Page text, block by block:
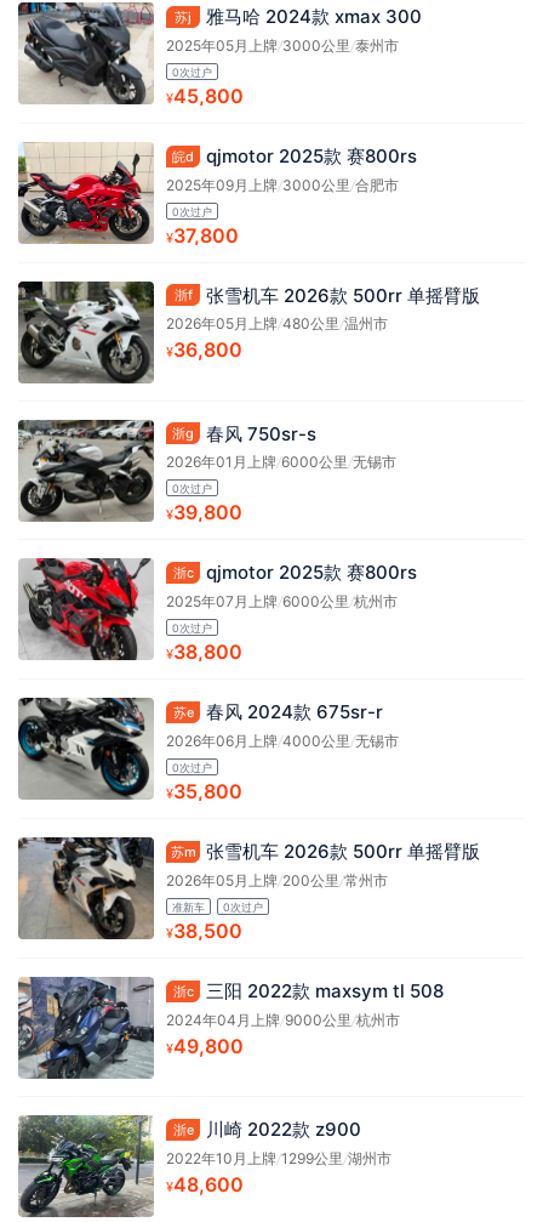
苏j 雅马哈 2024款 xmax 300
2025年05月上牌/3000公里 /泰州市
0次过户
¥45,800
皖d qjmotor 2025款 赛800rs
2025年09月上牌/3000公里 /合肥市
0次过户
¥37,800
浙f 张雪机车 2026款 500rr 单摇臂版
2026年05月上牌/480公里/温州市
¥36,800
浙g 春风 750sr-s
2026年01月上牌/6000公里/无锡市
0次过户
¥39,800
浙c qjmotor 2025款 赛800rs
2025年07月上牌/6000公里/杭州市
0次过户
¥38,800
苏e 春风 2024款 675sr-r
2026年06月上牌/4000公里/无锡市
0次过户
¥35,800
苏m 张雪机车 2026款 500rr 单摇臂版
2026年05月上牌/200公里/常州市
准新车 0次过户
¥38,500
浙c 三阳 2022款 maxsym tl 508
2024年04月上牌/9000公里/杭州市
¥49,800
浙e 川崎 2022款 z900
2022年10月上牌/1299公里/湖州市
¥48,600